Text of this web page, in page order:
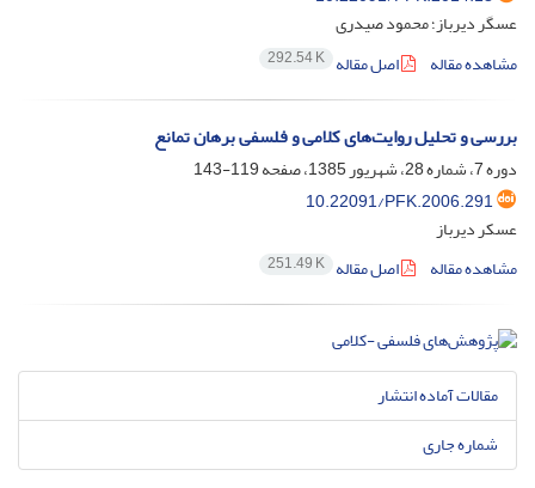
عسگر دیرباز؛ محمود صیدری
مشاهده مقاله
اصل مقاله 292.54 K
بررسی و تحلیل روایت‌های کلامی و فلسفی برهان تمانع
دوره 7، شماره 28، شهریور 1385، صفحه
119-143
10.22091/PFK.2006.291
عسکر دیرباز
مشاهده مقاله
اصل مقاله 251.49 K
مقالات آماده انتشار
شماره جاری